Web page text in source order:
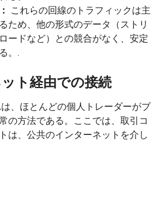
これらの回線のトラフィックは主
ため、他の形式のデータ（ストリ
ードなど）との競合がなく、安定
。.
ト経由での接続
は、ほとんどの個人トレーダーがブ
の方法である。ここでは、取引コ
は、公共のインターネットを介し